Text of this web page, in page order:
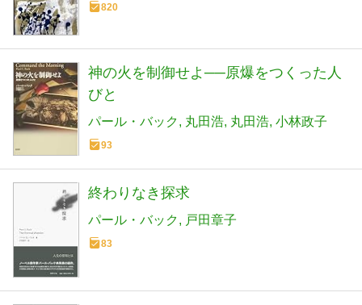
820
神の火を制御せよ──原爆をつくった人
びと
パール・バック 丸田浩 丸田浩 小林政子
93
終わりなき探求
パール・バック 戸田章子
83